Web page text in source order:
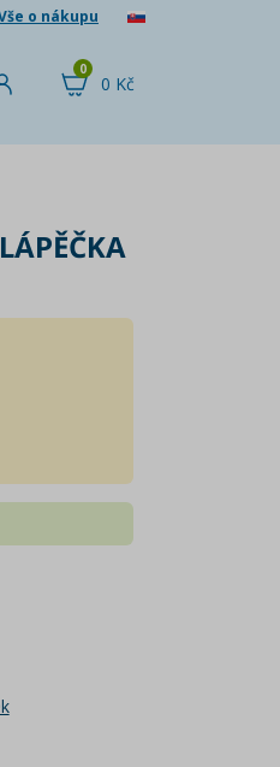
o nákupu
0 Kč
0